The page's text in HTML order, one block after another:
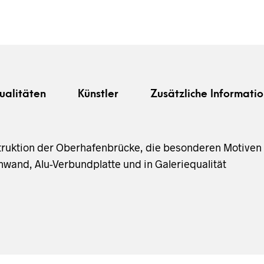
Künstler Zusätzliche
der Oberhafenbrücke, die besonderen
Alu-Verbundplatte und in Galeriequalität